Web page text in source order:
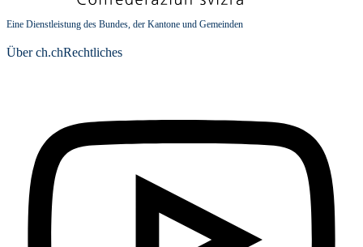
Eine Dienstleistung des Bundes, der Kantone und Gemeinden
Über ch.chRechtliches